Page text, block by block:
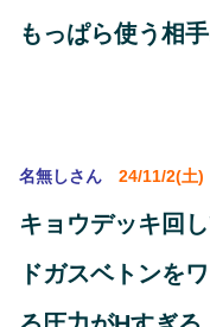
もっぱら使う相
名無しさん 24/11/2(土)
キョウデッキ回
ドガスベトンを